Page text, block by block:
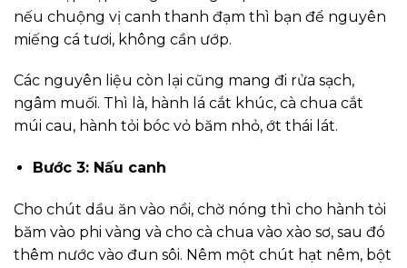
nếu chuộng vị canh thanh đạm thì bạn để nguyên
miếng cá tươi, không cần ướp.
Các nguyên liệu còn lại cũng mang đi rửa sạch,
ngâm muối. Thì là, hành lá cắt khúc, cà chua cắt
múi cau, hành tỏi bóc vỏ băm nhỏ, ớt thái lát.
Bước 3: Nấu canh
Cho chút dầu ăn vào nồi, chờ nóng thì cho hành tỏi
băm vào phi vàng và cho cà chua vào xào sơ, sau đó
thêm nước vào đun sôi. Nêm một chút hạt nêm, bột